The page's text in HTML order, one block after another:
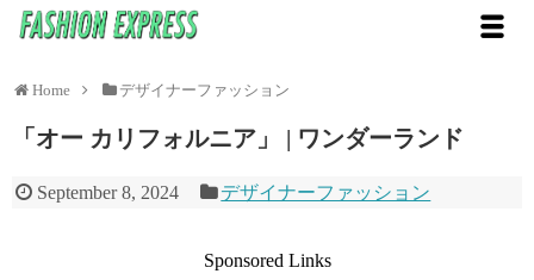
Home デザイナーファッション
「オー カリフォルニア」 | ワンダーランド
September 8, 2024 デザイナーファッション
Sponsored Links